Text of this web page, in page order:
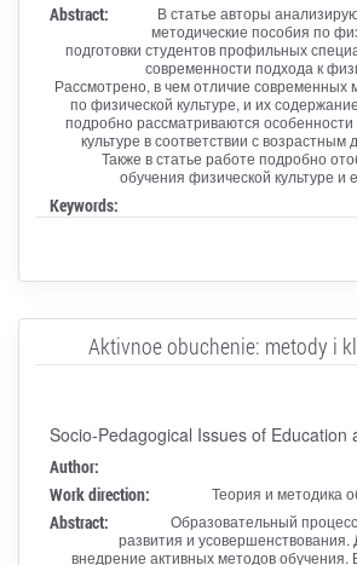
Abstract:
В статье авторы
методические пособия по
подготовки студентов профильных
современности подхода к
Рассмотрено, в чем отличие современных
по физической культуре, и их
подробно рассматриваются
культуре в соответствии с
Также в статье работе подробно
обучения физической культуре
Keywords:
Aktivnoe obuchenie: metody i
Socio-Pedagogical Issues of Education
Author:
Work direction: Теория и методика
Abstract:
Образовательный
развития и усовершенствования.
внедрение активных методов обучения.